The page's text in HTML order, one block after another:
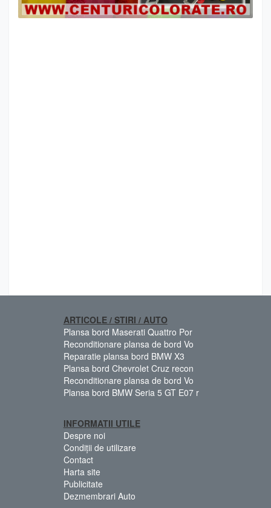
ARTICOLE / STIRI / AUTO
Plansa bord Maserati Quattro Por
Reconditionare plansa de bord Vo
Reparatie plansa bord BMW X3
Plansa bord Chevrolet Cruz recon
Reconditionare plansa de bord Vo
Plansa bord BMW Seria 5 GT E07 r
INFORMATII UTILE
Despre noi
Condiții de utilizare
Contact
Harta site
Publicitate
Dezmembrari Auto